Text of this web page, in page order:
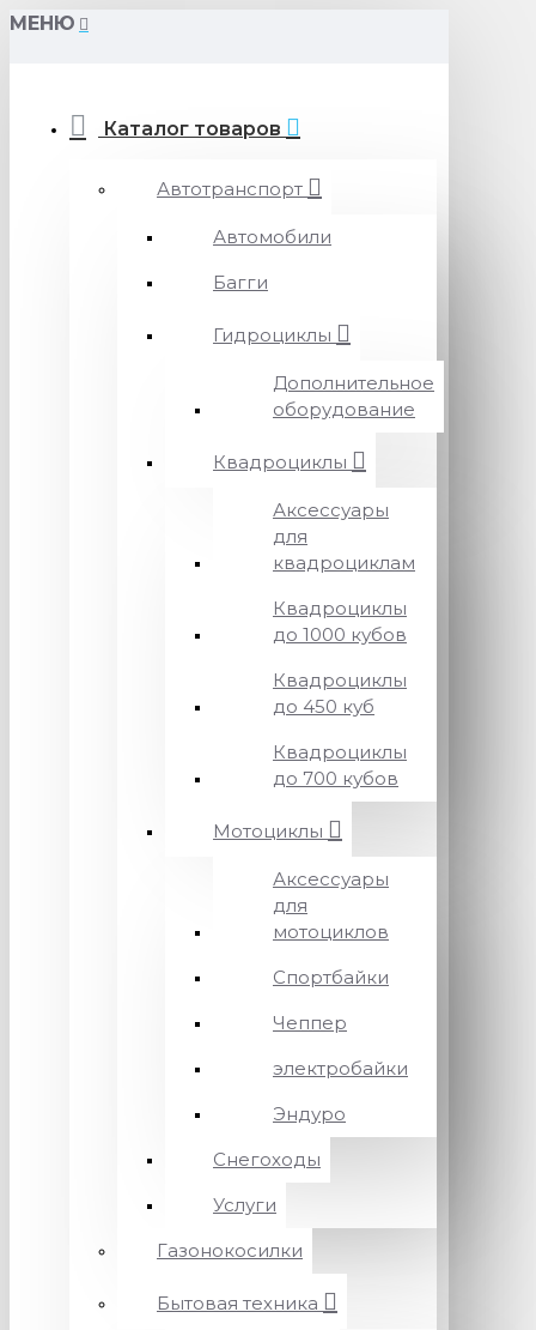
МЕНЮ
Каталог товаров
Автотранспорт
Автомобили
Багги
Гидроциклы
Дополнительное
оборудование
Квадроциклы
Аксессуары
для
квадроциклам
Квадроциклы
до 1000 кубов
Квадроциклы
до 450 куб
Квадроциклы
до 700 кубов
Мотоциклы
Аксессуары
для
мотоциклов
Спортбайки
Чеппер
электробайки
Эндуро
Снегоходы
Услуги
Газонокосилки
Бытовая техника